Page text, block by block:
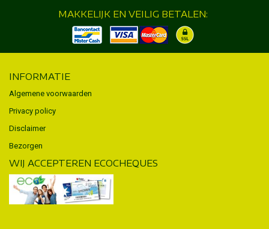
MAKKELIJK EN VEILIG BETALEN:
INFORMATIE
Algemene voorwaarden
Privacy policy
Disclaimer
Bezorgen
WIJ ACCEPTEREN ECOCHEQUES